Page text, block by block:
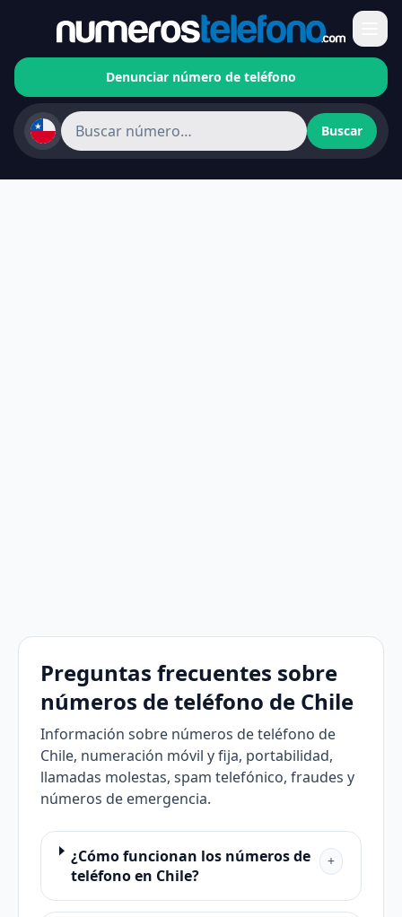
Denunciar número de teléfono
Buscar
Preguntas frecuentes sobre
números de teléfono de Chile
Información sobre números de teléfono de
Chile, numeración móvil y fija, portabilidad,
llamadas molestas, spam telefónico, fraudes y
números de emergencia.
¿Cómo funcionan los números de
teléfono en Chile?
+